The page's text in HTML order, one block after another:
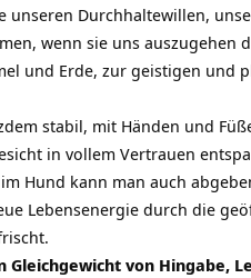
unseren Durchhaltewillen,
wenn sie uns auszugehen
und Erde, zur geistigen und
stabil, mit Händen und
in vollem Vertrauen
Hund kann man auch
Lebensenergie durch die
Gleichgewicht von Hingabe,